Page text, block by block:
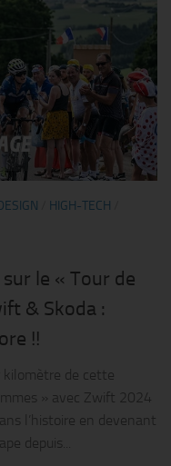
HIGH-TECH
le « Tour de
& Skoda :
!!
kilomètre de cette
» avec Zwift 2024
l’histoire en devenant
depuis...